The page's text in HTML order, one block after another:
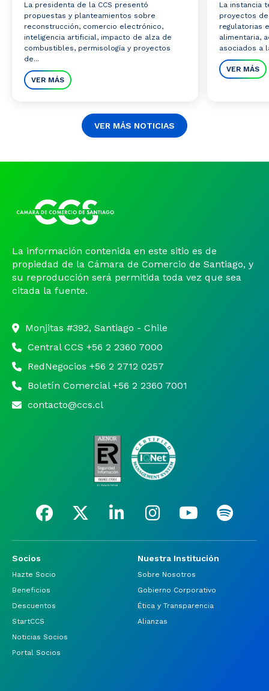
La presidenta de la CCS presentó
propuestas y planteamientos sobre
reconstrucción, comercio electrónico,
inteligencia artificial, impacto de alza de
combustibles, permisología y proyectos
de...
VER MÁS
La instancia
proyectos
regulatorias
alimentaria,
asociados a
VER MÁS
VER MÁS NOTICIAS
La información contenida en este sitio es de
propiedad de la Cámara de Comercio de Santiago, y
su reproducción será permitida toda vez que sea
citada la fuente.
Monjitas #392, Santiago - Chile
Central CCS +56 2 2360 7000
RedNegocios +56 2 2712 0257
Boletín Comercial +56 2 2360 7001
contacto@ccs.cl
Socios
Hazte Socio
Beneficios
Descuentos
StartCCS
Noticias Socios
Portal Socios
Nuestra Institución
Sobre Nosotros
Gobierno Corporativo
Ética y Transparencia
Alianzas